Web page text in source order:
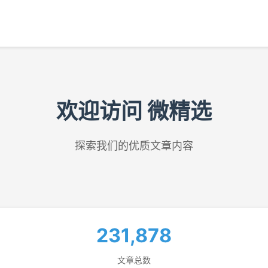
欢迎访问 微精选
探索我们的优质文章内容
231,878
文章总数